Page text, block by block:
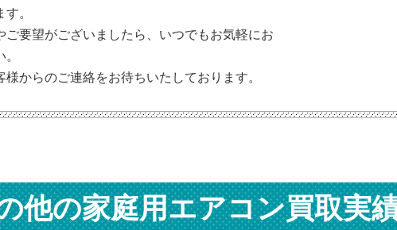
。
ご要望がございましたら、いつでもお気軽にお
様からのご連絡をお待ちいたしております。
他の家庭用エアコン買取実